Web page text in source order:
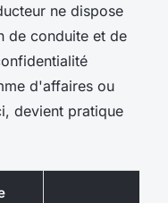
ne dispose
de conduite et de
d'affaires ou
devient pratique